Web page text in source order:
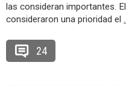
las consideran importantes.
consideraron una prioridad el
24